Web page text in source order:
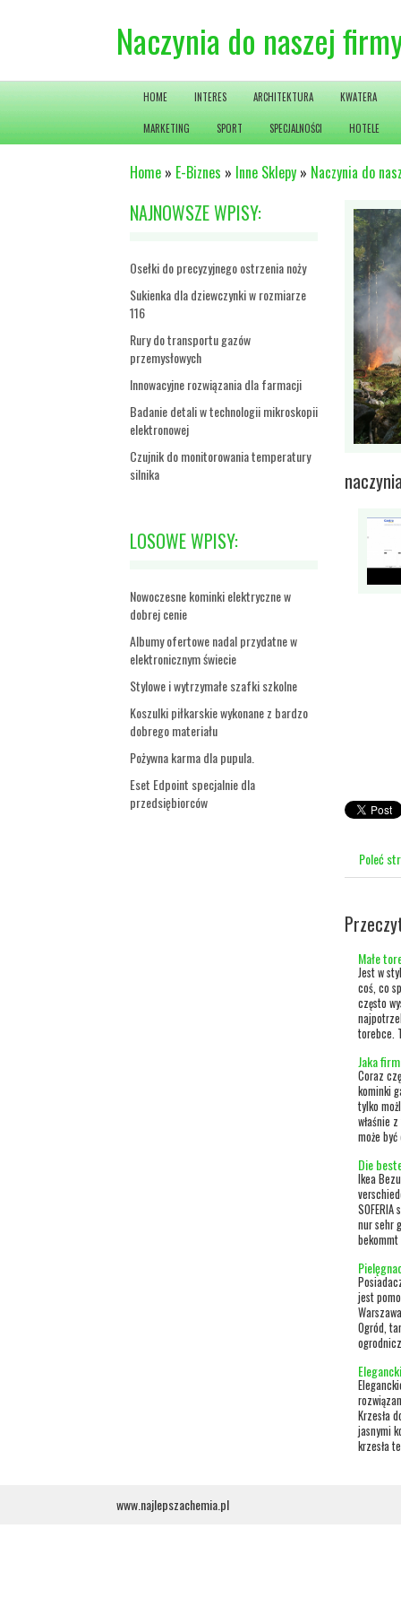
Naczynia do naszej
HOME INTERES ARCHITEKTURA KWATERA
MARKETING SPORT SPECJALNOŚCI HOTELE
Home » E-Biznes » Inne Sklepy » Naczynia do
NAJNOWSZE WPISY:
Osełki do precyzyjnego ostrzenia noży
Sukienka dla dziewczynki w rozmiarze
116
Rury do transportu gazów
przemysłowych
Innowacyjne rozwiązania dla farmacji
Badanie detali w technologii mikroskopii
elektronowej
Czujnik do monitorowania temperatury
silnika
LOSOWE WPISY:
Nowoczesne kominki elektryczne w
dobrej cenie
Albumy ofertowe nadal przydatne w
elektronicznym świecie
Stylowe i wytrzymałe szafki szkolne
Koszulki piłkarskie wykonane z bardzo
dobrego materiału
Pożywna karma dla pupula.
Eset Edpoint specjalnie dla
przedsiębiorców
Poleć
Małe
Jest w
coś, co
często
torebce.
Jaka
Coraz
kominki
tylko
właśnie
może
Die
Ikea
nur sehr
jest
Ogród,
Krzesła
jasnymi
krzesła
www.najlepszachemia.pl